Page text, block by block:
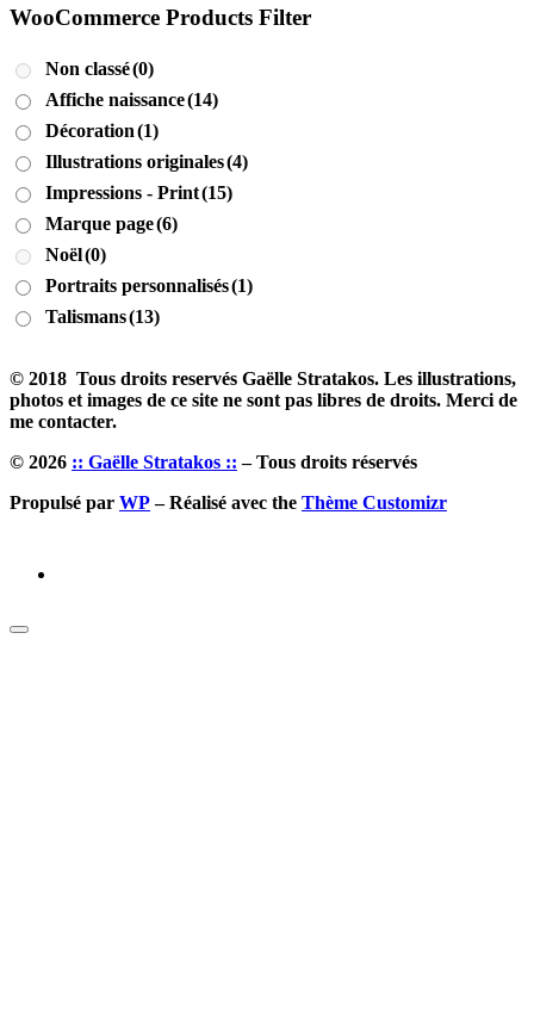
WooCommerce Products Filter
Non classé(0)
Affiche naissance(14)
Décoration(1)
Illustrations originales(4)
Impressions - Print(15)
Marque page(6)
Noël(0)
Portraits personnalisés(1)
Talismans(13)
© 2018 Tous droits reservés Gaëlle Stratakos. Les illustrations,
photos et images de ce site ne sont pas libres de droits. Merci de
me contacter.
© 2026 :: Gaëlle Stratakos :: – Tous droits réservés
Propulsé par WP– Réalisé avec the Thème Customizr